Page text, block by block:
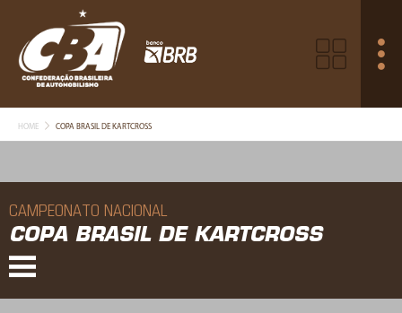
HOME COPA BRASIL DE KARTCROSS
CAMPEONATO NACIONAL
COPA BRASIL DE KARTCROSS